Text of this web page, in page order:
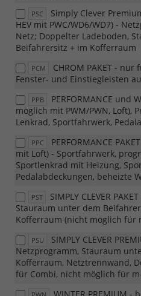
PSC
Simply Clever
HEV mit PWC/WD6/WD7) -
Netz; Doppelter Ladeboden,
Beifahrersitz + im Kofferraum
PCM
CHROM PAKET - nur
Fenster- und Einstiegleisten
PPB
PERFORMANCE und
möglich mit PWM/PWN, Loft),
Lenkrad, Sportfahrwerk,
PPC
PERFORMANCE
mit Loft) - Sportfahrwerk,
Sportlenkrad mit Heizung,
Pedalabdeckungen, beheizte
PST
SIMPLY CLEVER
Stauraum unter dem
Kofferraum (nicht möglich für
PSU
SIMPLY CLEVER
Netzprogramm, Stauraum
Kofferraum, Netztrennwand,
für Combi, nicht möglich für